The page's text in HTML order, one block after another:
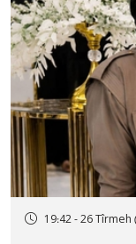
19:42 - 26